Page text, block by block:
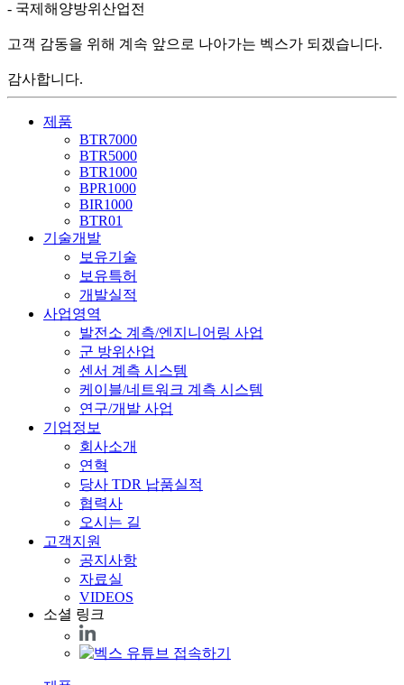
- 국제해양방위산업전
고객 감동을 위해 계속 앞으로 나아가는 벡스가 되겠습니다.
감사합니다.
제품
BTR7000
BTR5000
BTR1000
BPR1000
BIR1000
BTR01
기술개발
보유기술
보유특허
개발실적
사업영역
발전소 계측/엔지니어링 사업
군 방위산업
센서 계측 시스템
케이블/네트워크 계측 시스템
연구/개발 사업
기업정보
회사소개
연혁
당사 TDR 납품실적
협력사
오시는 길
고객지원
공지사항
자료실
VIDEOS
소셜 링크